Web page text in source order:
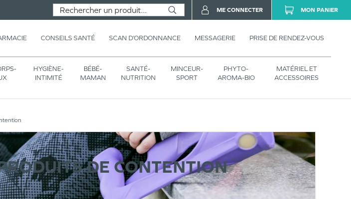
CONSEILS SANTÉ SCAN D’ORDONNANCE MESSAGERIE PRISE DE RENDEZ-VOUS
HYGIÈNE-
INTIMITÉ
BÉBÉ-
MAMAN
SANTÉ-
NUTRITION
MINCEUR-
SPORT
PHYTO-
AROMA-BIO
MATÉRIEL ET
ACCESSOIRES
ME CONNECTER MON PANIER
DE CONTENTION